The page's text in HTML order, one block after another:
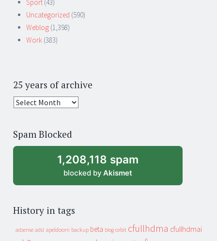
Sport (43)
Uncategorized (590)
Weblog (1,398)
Work (383)
25 years of archive
25
archive
Spam Blocked
1,208,118 spam
blocked by Akismet
History in tags
adsense adsl apeldoorn backup beta blog cebit cfullhdma cfullhdmai